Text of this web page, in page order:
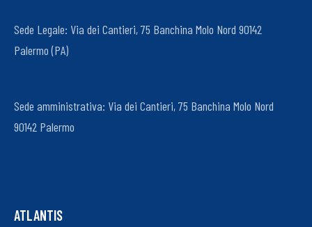
Sede Legale: Via dei Cantieri, 75 Banchina Molo Nord 90142
Palermo (PA)
Sede amministrativa: Via dei Cantieri, 75 Banchina Molo Nord
90142 Palermo
ATLANTIS